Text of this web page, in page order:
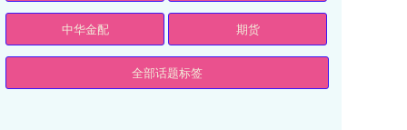
中华金配 期货
全部话题标签